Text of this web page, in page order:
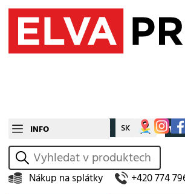
INFO CZ SK Můj
vyhledat
Nákup na splátky +420 774